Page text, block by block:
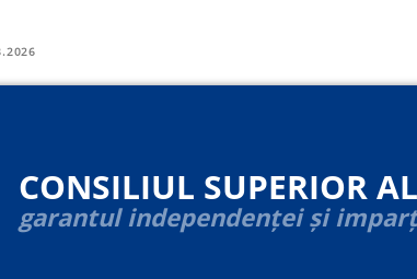
CONSILIUL SUPERIOR
garantul independenței și